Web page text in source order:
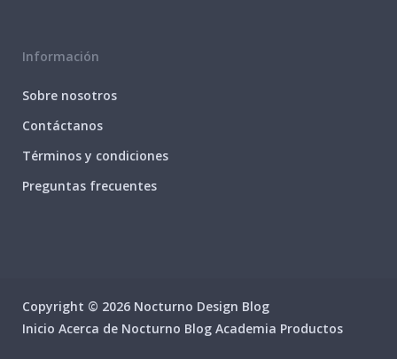
Información
Sobre nosotros
Contáctanos
Términos y condiciones
Preguntas frecuentes
Copyright © 2026 Nocturno Design Blog
Inicio Acerca de Nocturno Blog Academia Productos